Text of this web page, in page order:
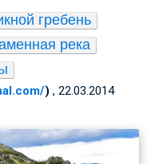
гребень
река
) , 22.03.2014